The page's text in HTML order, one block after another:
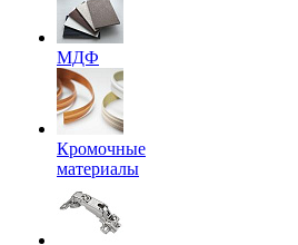
МДФ
Кромочные
материалы